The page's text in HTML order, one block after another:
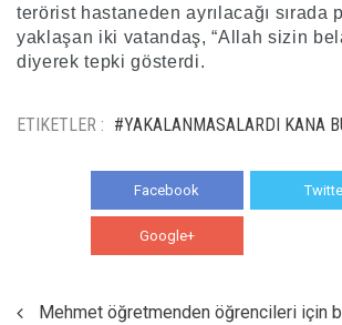
terörist hastaneden ayrılacağı sırada
yaklaşan iki vatandaş, “Allah sizin
diyerek tepki gösterdi.
ETIKETLER : #YAKALANMASALARDI KANA
Facebook
Google+
Mehmet öğretmenden öğrencileri için